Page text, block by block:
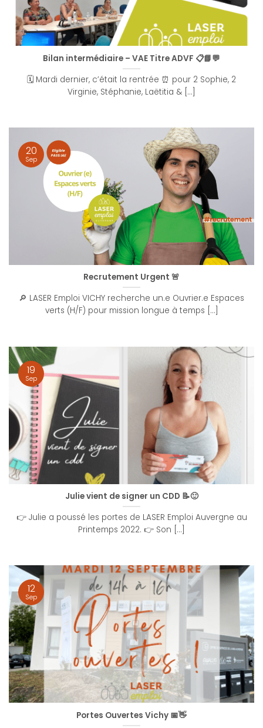
Bilan intermédiaire – VAE Titre ADVF 📋📘💬
🗓 Mardi dernier, c’était la rentrée ⏰ pour 2 Sophie, 2
Virginie, Stéphanie, Laëtitia & [...]
Recrutement Urgent 🚨
🔎 LASER Emploi VICHY recherche un.e Ouvrier.e Espaces
verts (H/F) pour mission longue à temps [...]
20
Sep
Julie vient de signer un CDD 📝🙂
👉 Julie a poussé les portes de LASER Emploi Auvergne au
Printemps 2022. 👉 Son [...]
19
Sep
Portes Ouvertes Vichy 📅👋
12
Sep